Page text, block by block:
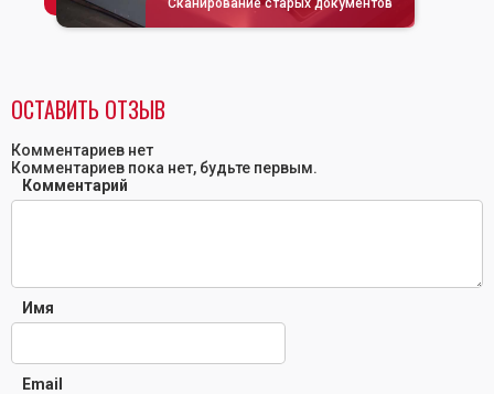
ОСТАВИТЬ ОТЗЫВ
Комментариев нет
Комментариев пока нет, будьте первым.
Комментарий
Имя
Email